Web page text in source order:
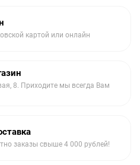
картой или онлайн
8. Приходите мы всегда Вам
заказы свыше 4 000 рублей!